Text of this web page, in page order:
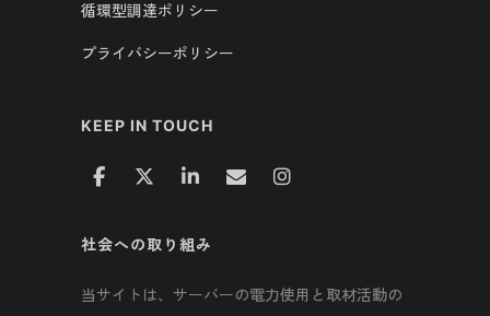
循環型調達ポリシー
プライバシーポリシー
KEEP IN TOUCH
社会への取り組み
当サイトは、サーバーの電力使用と取材活動の